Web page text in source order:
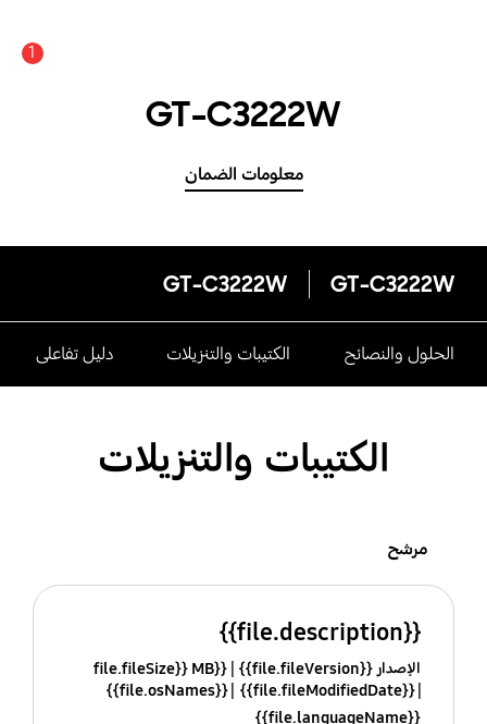
1
GT-C3222W
معلومات الضمان
GT-C3222W
GT-C3222W
الحلول والنصائح الكتيبات والتنزيلات دليل تفاعلى
الكتيبات والتنزيلات
مرشح
{{file.description}}
الإصدار {{file.fileVersion}}
{{file.fileSize}} MB
{{file.fileModifiedDate}}
{{file.osNames}}
{{file.languageName}}